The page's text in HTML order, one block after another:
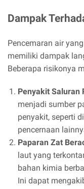
Dampak
Pencemaran air
memiliki dampak
Beberapa risikonya
Penyakit Saluran
menjadi sumber
penyakit, seperti
pencernaan
Paparan Zat
laut yang
bahan kimia
Ini dapat